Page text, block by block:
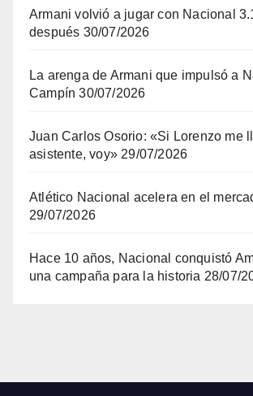
Armani volvió a jugar con Nacional
después 30/07/2026
La arenga de Armani que impulsó a
Campín 30/07/2026
Juan Carlos Osorio: «Si Lorenzo me
asistente, voy» 29/07/2026
Atlético Nacional acelera en el
29/07/2026
Hace 10 años, Nacional conquistó
una campaña para la historia 28/07/